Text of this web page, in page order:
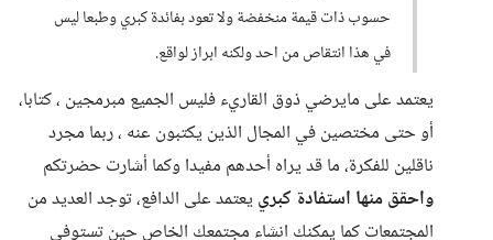
حسوب ذات قيمة منخفضة ولا تعود بفائدة كبري وطبعا ليس
في هذا انتقاص من احد ولكنه ابراز لواقع.
يعتمد على مايرضي ذوق القاريء فليس الجميع مبرمجين ، كتابا،
أو حتى مختصين في المجال الذين يكتبون عنه ، ربما مجرد
ناقلين للفكرة، ما قد يراه أحدهم مفيدا وكما أشارت حضرتكم
واحقق منها استفادة كبري يعتمد على الدافع، توجد العديد من
المجتمعات كما يمكنك انشاء مجتمعك الخاص حين تستوفي